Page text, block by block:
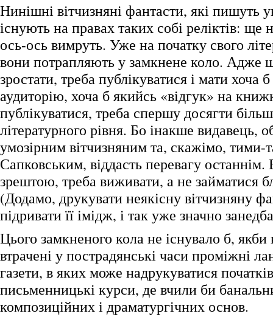
Нинішні вітчизняні фантасти, які пишуть
існують на правах таких собі реліктів: ще
ось-ось вимруть. Уже на початку свого
вони потрапляють у замкнене коло. Адже
зростати, треба публікуватися і мати хоча
аудиторію, хоча б якийсь «відгук» на
публікуватися, треба спершу досягти
літературного рівня. Бо інакше видавець,
умозірним вітчизняним та, скажімо, тими-
Сапковським, віддасть перевагу останнім.
зрештою, треба виживати, а не займатися
(Додамо, друкувати неякісну вітчизняну
підривати її імідж, і так уже значно
Цього замкненого кола не існувало б,
втрачені у пострадянські часи проміжні
газети, в яких може надрукуватися
письменницькі курси, де вчили би
композиційних і драматургічних основ.